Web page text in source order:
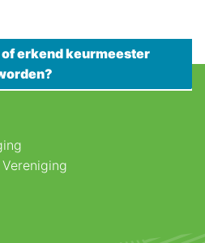
erkend keurmeester